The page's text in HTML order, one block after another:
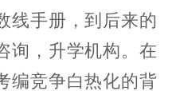
线手册，到后来的
询，升学机构。在
编竞争白热化的背